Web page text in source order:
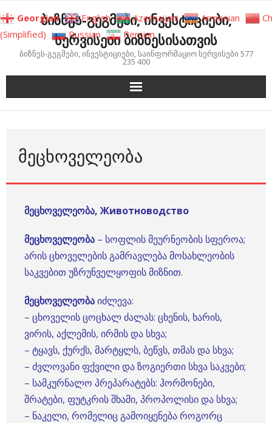
to
content
ბიზნეს-გეგმები, ინვესტიციები,
სერვისები ბიზნესისათვის
ბიზნეს-გეგმები, ინვესტიციები, საინფორმაციო სერვისები 577
235 400
ᲛᲔᲪᲮᲝᲕᲔᲚᲔᲝᲑᲐ
მეცხოველეობა, Животноводство
მეცხოველეობა – სოფლის მეურნეობის სფეროა;
არის ცხოველების გამრავლება მოსახლეობის
საკვებით უზრუნველყოფის მიზნით.
მეცხოველეობაიძლევა:
– ცხოველის ცოცხალ ძალას: ცხენის, ხარის,
ვირის, აქლემის, ირმის და სხვა;
– ტყავს, ქურქს, მარტყლს, ბეწვს, თმას და სხვა;
– ძვლოვანი ფქვილი და ზოგიერთი სხვა საკვები;
– სამკურნალო პრეპარატებს: ჰორმონები,
შრატები, ფუტკრის შხამი, პროპოლისი და სხვა;
– ნაკელი, რომელიც გამოიყენება როგორც
Georgian English Azerbaijani Armenian
(Simplified)
Russian Persian